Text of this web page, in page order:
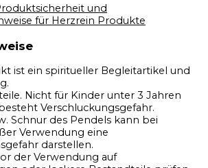
und
für Herzrein Produkte
ist ein spiritueller Begleitartikel und
Nicht für Kinder unter 3 Jahren
Verschluckungsgefahr.
Schnur des Pendels kann bei
Verwendung eine
darstellen.
der Verwendung auf